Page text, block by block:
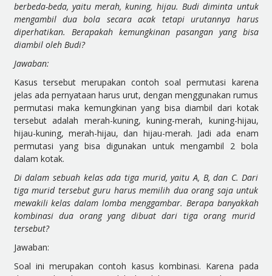
berbeda-beda, yaitu merah, kuning, hijau. Budi diminta untuk
mengambil dua bola secara acak tetapi urutannya harus
diperhatikan. Berapakah kemungkinan pasangan yang bisa
diambil oleh Budi?
Jawaban:
Kasus tersebut merupakan contoh soal permutasi karena
jelas ada pernyataan harus urut, dengan menggunakan rumus
permutasi maka kemungkinan yang bisa diambil dari kotak
tersebut adalah merah-kuning, kuning-merah, kuning-hijau,
hijau-kuning, merah-hijau, dan hijau-merah. Jadi ada enam
permutasi yang bisa digunakan untuk mengambil 2 bola
dalam kotak.
Di dalam sebuah kelas ada tiga murid, yaitu A, B, dan C. Dari
tiga murid tersebut guru harus memilih dua orang saja untuk
mewakili kelas dalam lomba menggambar. Berapa banyakkah
kombinasi dua orang yang dibuat dari tiga orang murid
tersebut?
Jawaban:
Soal ini merupakan contoh kasus kombinasi. Karena pada